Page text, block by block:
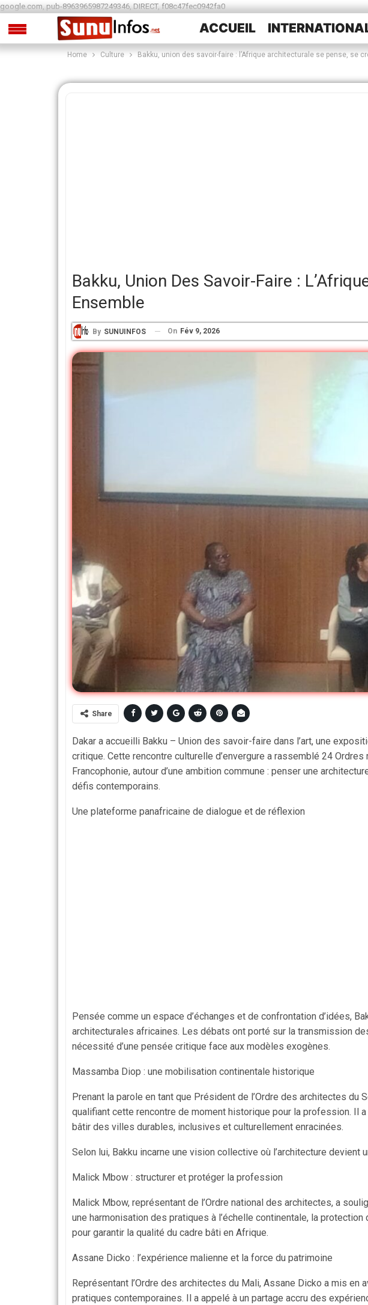
google.com, pub-8963965987249346, DIRECT, f08c47fec0942fa0
ACCUEIL
SPORTS
Home Culture Bakku, union des savoir-faire : l’Afrique architecturale se pense, se
Bakku, Union Des Savoir-Faire :
Ensemble
By SUNUINFOS On Fév 9, 2026
Share
Dakar a accueilli Bakku – Union des savoir-faire dans l’art, une
critique. Cette rencontre culturelle d’envergure a rassemblé 24
Francophonie, autour d’une ambition commune : penser une
défis contemporains.
Une plateforme panafricaine de dialogue et de réflexion
Pensée comme un espace d’échanges et de confrontation d’idées,
architecturales africaines. Les débats ont porté sur la transmission
nécessité d’une pensée critique face aux modèles exogènes.
Massamba Diop : une mobilisation continentale historique
Prenant la parole en tant que Président de l’Ordre des architectes
qualifiant cette rencontre de moment historique pour la profession. Il
bâtir des villes durables, inclusives et culturellement enracinées.
Selon lui, Bakku incarne une vision collective où l’architecture
Malick Mbow : structurer et protéger la profession
Malick Mbow, représentant de l’Ordre national des architectes, a
une harmonisation des pratiques à l’échelle continentale, la
pour garantir la qualité du cadre bâti en Afrique.
Assane Dicko : l’expérience malienne et la force du patrimoine
Représentant l’Ordre des architectes du Mali, Assane Dicko a mis en
pratiques contemporaines. Il a appelé à un partage accru des